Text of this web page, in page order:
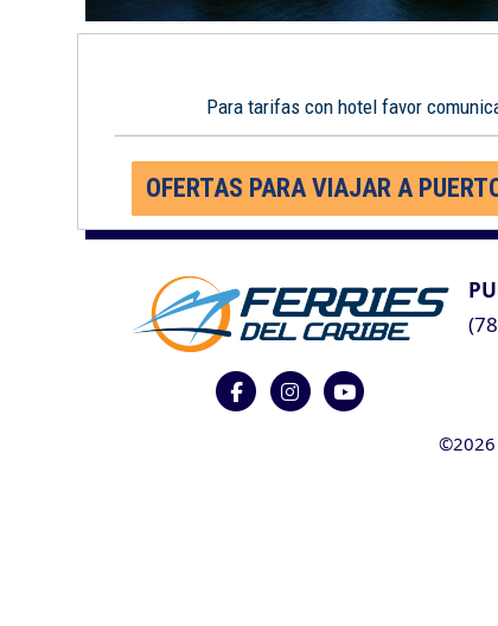
Para tarifas con hotel favor
OFERTAS PARA VIAJAR A
©2026